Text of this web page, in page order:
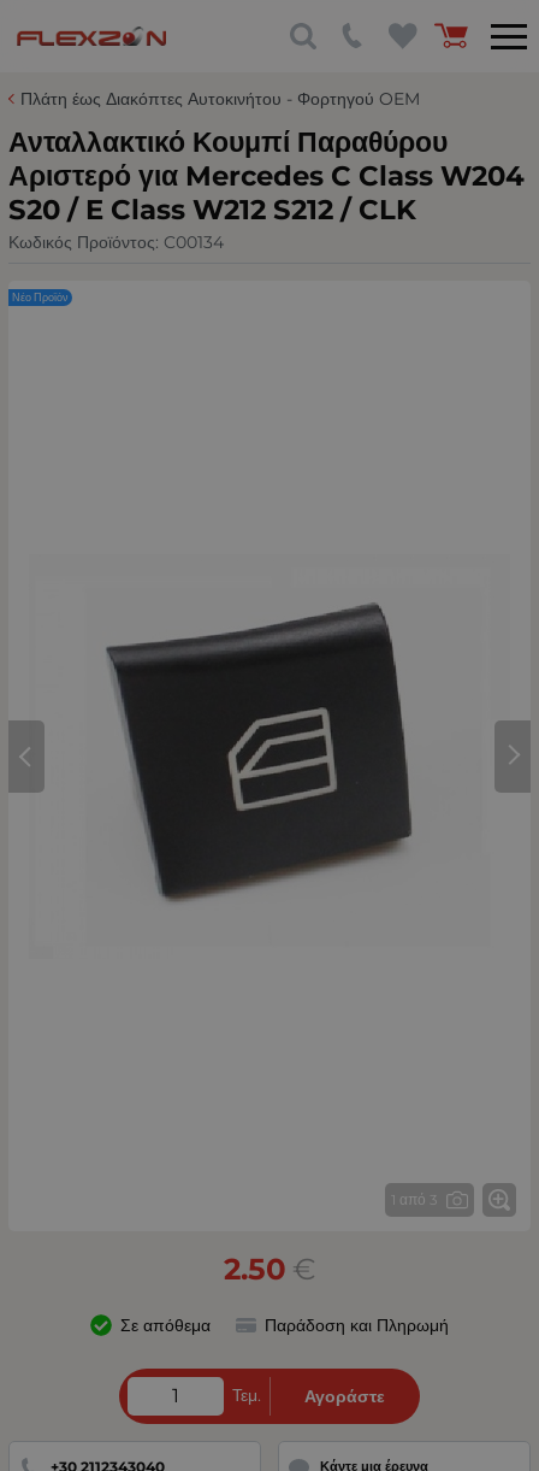
Πλάτη έως Διακόπτες Αυτοκινήτου - Φορτηγού OEM
Ανταλλακτικό Κουμπί Παραθύρου
Αριστερό για Mercedes C Class W204
S20 / E Class W212 S212 / CLK
Κωδικός Προϊόντος: C00134
1 από 3
Νέο Προϊόν
2.50 €
Σε απόθεμα Παράδοση και Πληρωμή
Τεμ. Αγοράστε
+30 2112343040 Κάντε μια έρευνα